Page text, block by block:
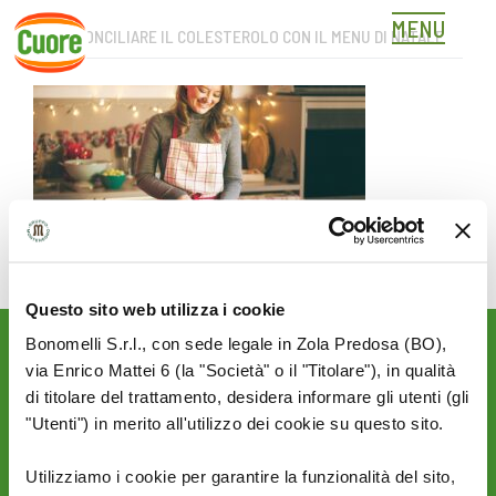
Questo sito web utilizza i cookie
Bonomelli S.r.l., con sede legale in Zola Predosa (BO),
via Enrico Mattei 6 (la "Società" o il "Titolare"), in qualità
di titolare del trattamento, desidera informare gli utenti (gli
"Utenti") in merito all'utilizzo dei cookie su questo sito.
Utilizziamo i cookie per garantire la funzionalità del sito,
Skip
content
MENU
COME CONCILIARE IL COLESTEROLO CON IL MENU DI NATALE
Rimani aggiornato sulle
novità del mondo Cuore:
SEGUICI SU: